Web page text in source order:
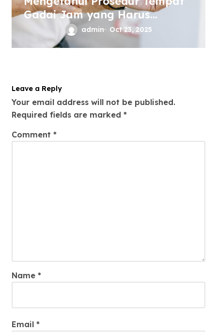
Gadai Jam yang Harus
Diketahui
admin Oct 23, 2025
Leave a Reply
Your email address will not be published.
Required fields are marked *
Comment *
Name *
Email *